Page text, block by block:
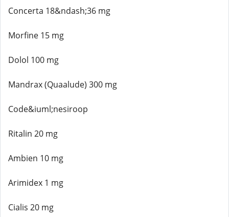
Concerta 18&ndash;36 mg
Morfine 15 mg
Dolol 100 mg
Mandrax (Quaalude) 300 mg
Code&iuml;nesiroop
Ritalin 20 mg
Ambien 10 mg
Arimidex 1 mg
Cialis 20 mg